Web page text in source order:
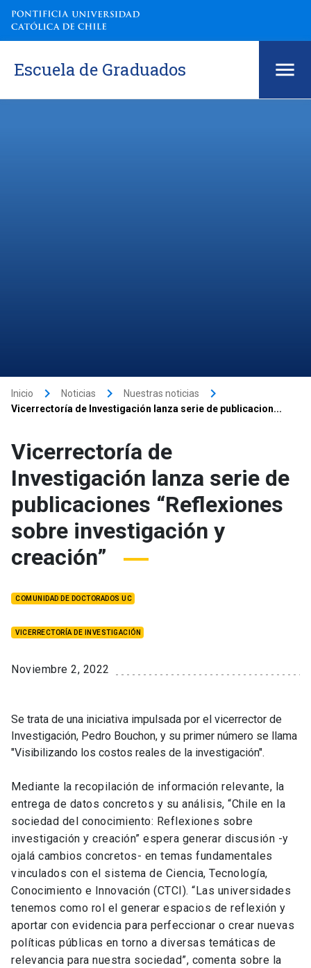
Escuela de Graduados
Inicio keyboard_arrow_right Noticias keyboard_arrow_right Nuestras noticias keyboard_arrow_right
Vicerrectoría de Investigación lanza serie de publicacion...
Vicerrectoría de
Investigación lanza serie de
publicaciones “Reflexiones
sobre investigación y
creación”
COMUNIDAD DE DOCTORADOS UC
VICERRECTORÍA DE INVESTIGACIÓN
Noviembre 2, 2022
Se trata de una iniciativa impulsada por el vicerrector de
Investigación, Pedro Bouchon, y su primer número se llama
"Visibilizando los costos reales de la investigación".
Mediante la recopilación de información relevante, la
entrega de datos concretos y su análisis, “Chile en la
sociedad del conocimiento: Reflexiones sobre
investigación y creación” espera generar discusión -y
ojalá cambios concretos- en temas fundamentales
vinculados con el sistema de Ciencia, Tecnología,
Conocimiento e Innovación (CTCI). “Las universidades
tenemos como rol el generar espacios de reflexión y
aportar con evidencia para perfeccionar o crear nuevas
políticas públicas en torno a diversas temáticas de
relevancia para nuestra sociedad”, comenta sobre la